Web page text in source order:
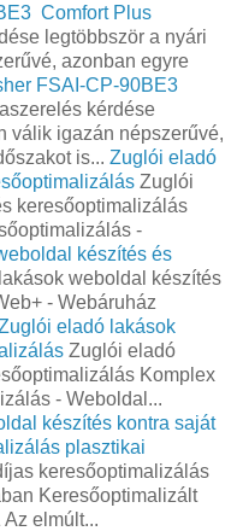
Comfort Plus
legtöbbször a nyári
azonban egyre
FSAI-CP-90BE3
kérdése
válik igazán népszerűvé,
is... Zuglói eladó
Zuglói
keresőoptimalizálás
-
készítés és
weboldal készítés
- Webáruház
eladó lakások
Zuglói eladó
Komplex
- Weboldal...
készítés kontra saját
plasztikai
keresőoptimalizálás
Keresőoptimalizált
elmúlt...